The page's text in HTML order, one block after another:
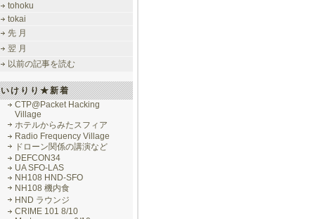
tohoku
tokai
先 月
翌 月
以前の記事を読む
いけりり★新着
CTP@Packet Hacking
Village
ホテルからみたスフィア
Radio Frequency Village
ドローン関係の講演など
DEFCON34
UA SFO-LAS
NH108 HND-SFO
NH108 機内食
HND ラウンジ
CRIME 101 8/10